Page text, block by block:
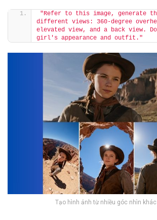
"Refer to this image, generate
different views: 360-degree
elevated view, and a back view.
girl's appearance and outfit."
Tạo hình ảnh từ nhiều góc nhìn